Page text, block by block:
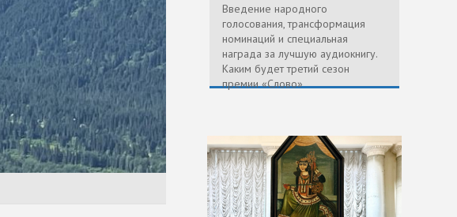
Введение народного
голосования, трансформация
номинаций и специальная
награда за лучшую аудиокнигу.
Каким будет третий сезон
премии «Слово»